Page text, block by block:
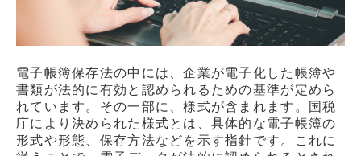
電子帳簿保存法の中には、企業が電子化した帳簿や
書類が法的に有効と認められるための基準が定めら
れています。その一部に、様式が含まれます。国税
庁により決められた様式とは、具体的な電子帳簿の
形式や形態、保存方法などを示す指針です。これに